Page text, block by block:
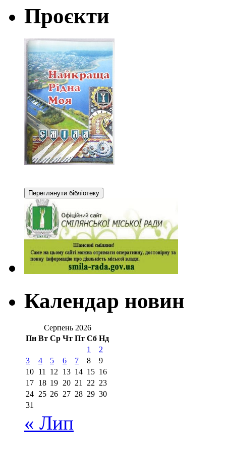
Проєкти
Календар новин
Серпень 2026
Пн Вт Ср Чт Пт Сб Нд
1
2
3
4 5 6 7 8
9
10 11 12 13 14 15 16
17 18 19 20 21 22 23
24 25 26 27 28 29 30
31
« Лип